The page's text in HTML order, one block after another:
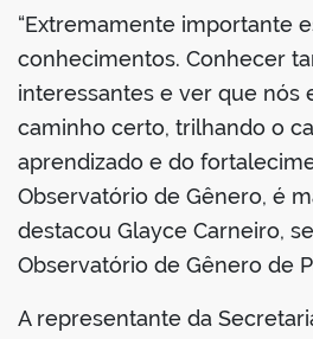
“Extremamente importante
conhecimentos. Conhecer
interessantes e ver que nós
caminho certo, trilhando o
aprendizado e do
Observatório de Gênero, é
destacou Glayce Carneiro,
Observatório de Gênero de
A representante da